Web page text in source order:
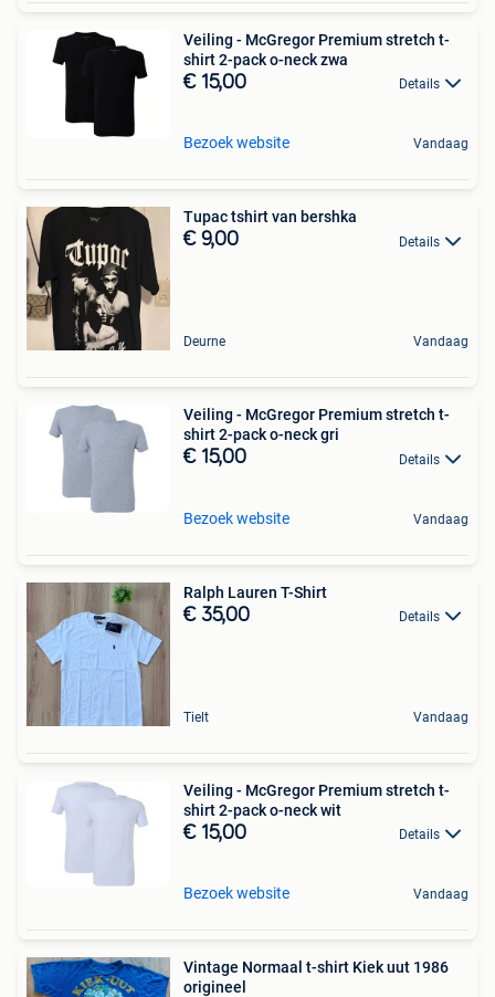
Veiling - McGregor Premium stretch t-
shirt 2-pack o-neck zwa
€ 15,00 Details
Bezoek website Vandaag
Tupac tshirt van bershka
€ 9,00 Details
Deurne Vandaag
Veiling - McGregor Premium stretch t-
shirt 2-pack o-neck gri
€ 15,00 Details
Bezoek website Vandaag
Ralph Lauren T-Shirt
€ 35,00 Details
Tielt Vandaag
Veiling - McGregor Premium stretch t-
shirt 2-pack o-neck wit
€ 15,00 Details
Bezoek website Vandaag
Vintage Normaal t-shirt Kiek uut 1986
origineel